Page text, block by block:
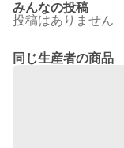
みんなの投稿
投稿はありません
同じ生産者の商品